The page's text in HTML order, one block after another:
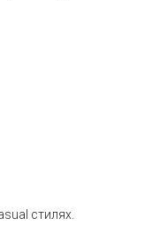
стилях.